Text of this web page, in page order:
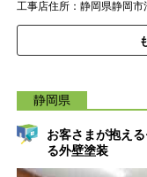
工事店住所：静岡県静岡市
静岡県
お客さまが抱え
る外壁塗装